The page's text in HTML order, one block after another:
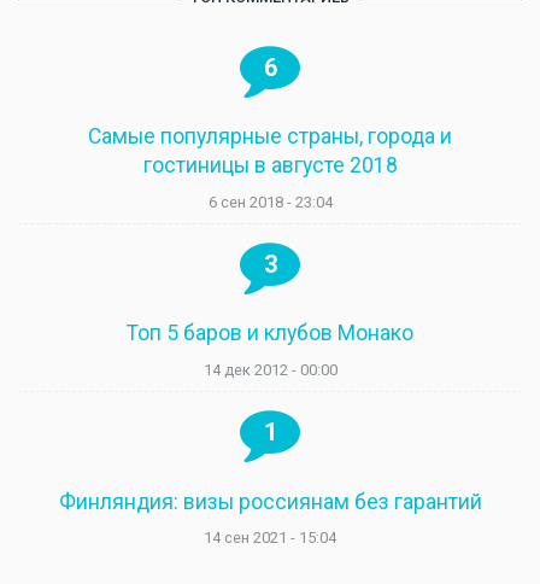
6
Самые популярные страны, города и
гостиницы в августе 2018
6 сен 2018 - 23:04
3
Топ 5 баров и клубов Монако
14 дек 2012 - 00:00
1
Финляндия: визы россиянам без гарантий
14 сен 2021 - 15:04